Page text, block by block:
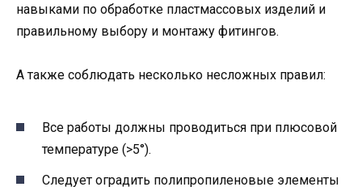
навыками по обработке пластмассовых изделий и
правильному выбору и монтажу фитингов.
А также соблюдать несколько несложных правил:
Все работы должны проводиться при плюсовой
температуре (>5°).
Следует оградить полипропиленовые элементы